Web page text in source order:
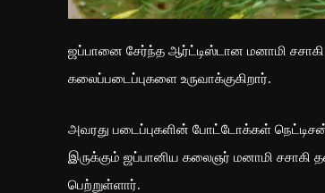
ஜப்பானை சேர்ந்த ஆர்ட்டிஸ்டான மனாமி
கலைப்படைப்புகளை உருவாக்குகிறார்.
அவரது படைப்புகளின் போட்டோக்கள்
இருக்கும் ஜப்பானிய கலைஞர் மனாமி
பெற்றுள்ளார்.